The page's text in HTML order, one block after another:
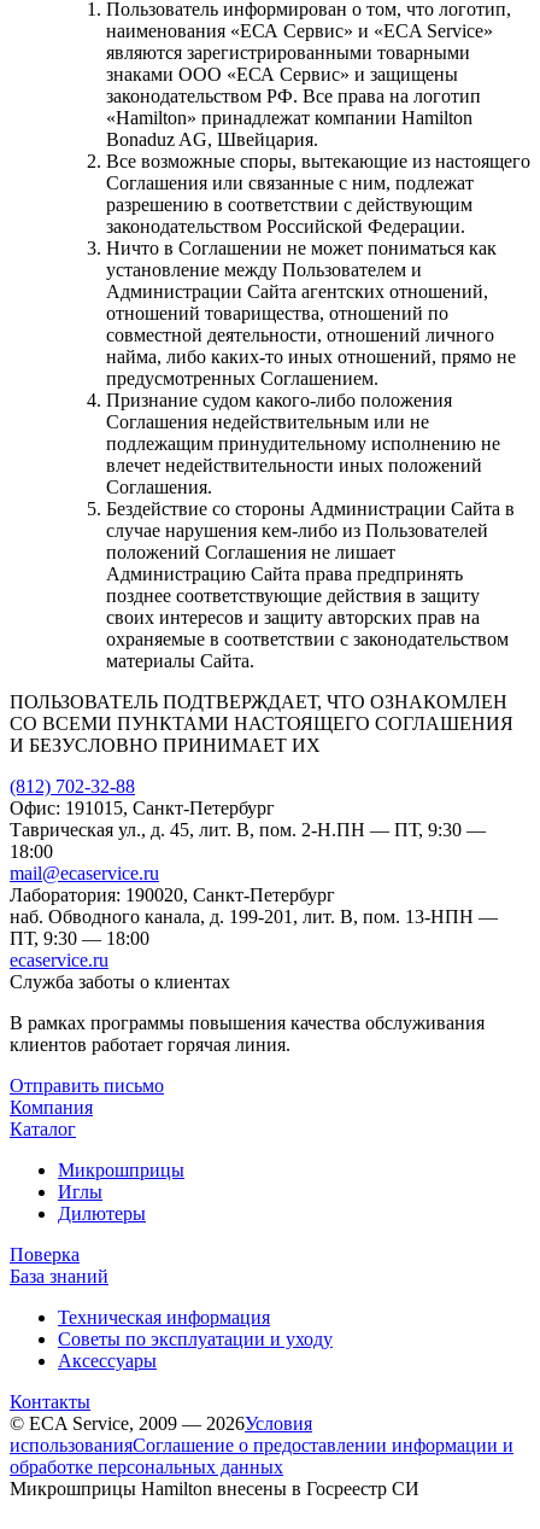
Пользователь информирован о том, что логотип,
наименования «ЕСА Сервис» и «ECA Service»
являются зарегистрированными товарными
знаками ООО «ЕСА Сервис» и защищены
законодательством РФ. Все права на логотип
«Hamilton» принадлежат компании Hamilton
Bonaduz AG, Швейцария.
Все возможные споры, вытекающие из настоящего
Соглашения или связанные с ним, подлежат
разрешению в соответствии с действующим
законодательством Российской Федерации.
Ничто в Соглашении не может пониматься как
установление между Пользователем и
Администрации Сайта агентских отношений,
отношений товарищества, отношений по
совместной деятельности, отношений личного
найма, либо каких-то иных отношений, прямо не
предусмотренных Соглашением.
Признание судом какого-либо положения
Соглашения недействительным или не
подлежащим принудительному исполнению не
влечет недействительности иных положений
Соглашения.
Бездействие со стороны Администрации Сайта в
случае нарушения кем-либо из Пользователей
положений Соглашения не лишает
Администрацию Сайта права предпринять
позднее соответствующие действия в защиту
своих интересов и защиту авторских прав на
охраняемые в соответствии с законодательством
материалы Сайта.
ПОЛЬЗОВАТЕЛЬ ПОДТВЕРЖДАЕТ, ЧТО ОЗНАКОМЛЕН
СО ВСЕМИ ПУНКТАМИ НАСТОЯЩЕГО СОГЛАШЕНИЯ
И БЕЗУСЛОВНО ПРИНИМАЕТ ИХ
(812) 702-32-88
Офис: 191015, Санкт-Петербург
Таврическая ул., д. 45, лит. В, пом. 2-Н.ПН — ПТ, 9:30 —
18:00
mail@ecaservice.ru
Лаборатория: 190020, Санкт-Петербург
наб. Обводного канала, д. 199-201, лит. В, пом. 13-НПН —
ПТ, 9:30 — 18:00
ecaservice.ru
Служба заботы о клиентах
В рамках программы повышения качества обслуживания
клиентов работает горячая линия.
Отправить письмо
Компания
Каталог
Микрошприцы
Иглы
Дилютеры
Поверка
База знаний
Техническая информация
Советы по эксплуатации и уходу
Аксессуары
Контакты
© ECA Service, 2009 — 2026Условия
использованияСоглашение о предоставлении информации и
обработке персональных данных
Микрошприцы Hamilton внесены в Госреестр СИ